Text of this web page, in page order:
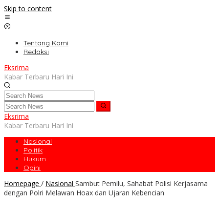
Skip to content
Tentang Kami
Redaksi
Eksrima
Kabar Terbaru Hari Ini
Eksrima
Kabar Terbaru Hari Ini
Nasional
Politik
Hukum
Opini
Homepage / Nasional Sambut Pemilu, Sahabat Polisi Kerjasama
dengan Polri Melawan Hoax dan Ujaran Kebencian